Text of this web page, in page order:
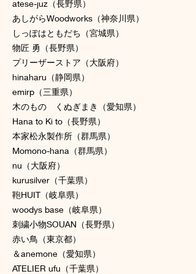
atese-juz（長野県）
あしがらWoodworks（神奈川県）
しっぽはともだち（宮城県）
物匠 勇（長野県）
プリーザーストア（大阪府）
hinaharu（静岡県）
emirp（三重県）
木のもの くぬぎまき（愛知県）
Hana to Ki to（長野県）
本家松永製作所（群馬県）
Momono-hana（群馬県）
nu（大阪府）
kurusilver（千葉県）
鞄HUIT（岐阜県）
woodys base（岐阜県）
刺繍小物SOUAN（長野県）
赤い鳥（東京都）
＆anemone（愛知県）
ATELIER ufu（千葉県）